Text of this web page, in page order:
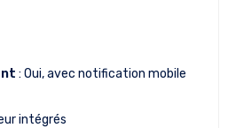
: Oui, avec notification mobile
intégrés